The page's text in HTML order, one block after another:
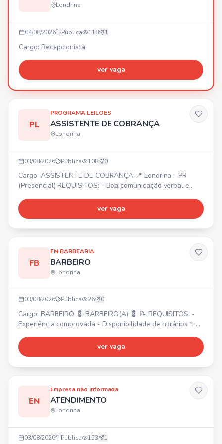
Londrina
04/08/2026 Pública 118 1
Cargo: Recepcionista
ver vaga
PL
PROGRAMA LEILOES
ASSISTENTE DE COBRANÇA
Londrina
03/08/2026 Pública 108 0
Cargo: ASSISTENTE DE COBRANÇA 📍 Londrina - PR
(Presencial) REQUISITOS: - Boa comunicação verbal e
Ensino médio completo - Experiência prévia com cobrança
ou áreas financeiras (desejável) BENEFÍCIOS: - Plano de
ver vaga
FB
FM BARBEARIA
BARBEIRO
Londrina
03/08/2026 Pública 26 0
Cargo: BARBEIRO 💈 BARBEIRO(A) 💈 📝 REQUISITOS: -
Experiência comprovada - Disponibilidade de horários ✨
ótimos ganhos no Shopping Boulevard. 💰 Envie seu
contato!
ver vaga
EN
Empresa não informada
ATENDIMENTO
Londrina
03/08/2026 Pública 153 1